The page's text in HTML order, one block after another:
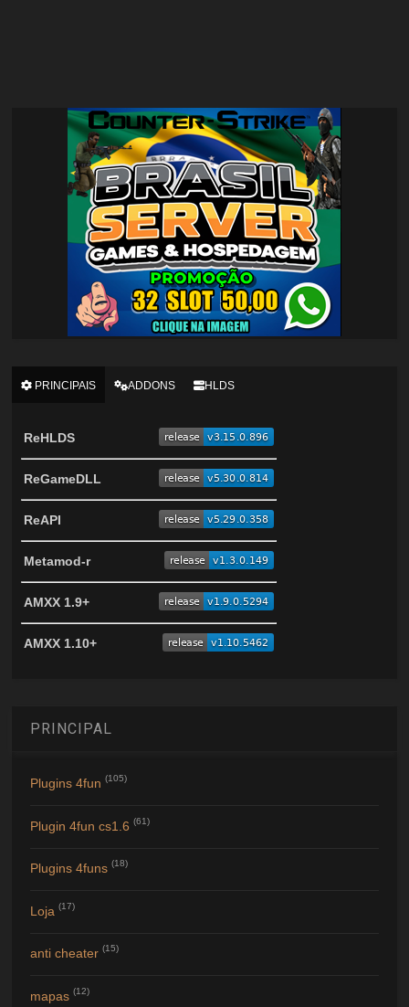
PRINCIPAIS ADDONS HLDS
ReHLDS
ReGameDLL
ReAPI
Metamod-r
AMXX 1.9+
AMXX 1.10+
PRINCIPAL
Plugins 4fun (105)
Plugin 4fun cs1.6 (61)
Plugins 4funs (18)
Loja (17)
anti cheater (15)
mapas (12)